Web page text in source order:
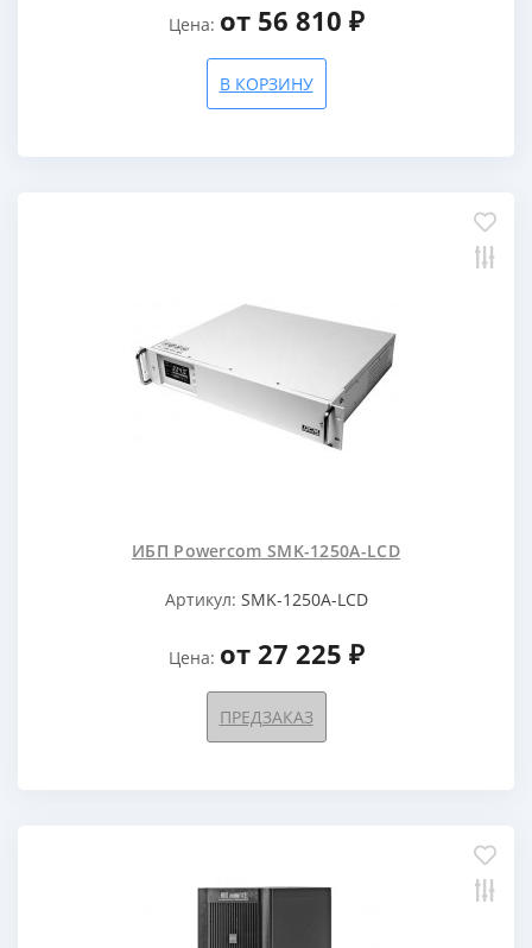
Цена: от 56 810 ₽
В КОРЗИНУ
ИБП Powercom SMK-1250A-LCD
Артикул: SMK-1250A-LCD
Цена: от 27 225 ₽
ПРЕДЗАКАЗ